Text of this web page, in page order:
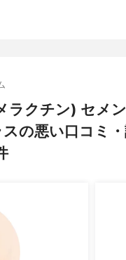
ラクチン) セメ
の悪い口コミ